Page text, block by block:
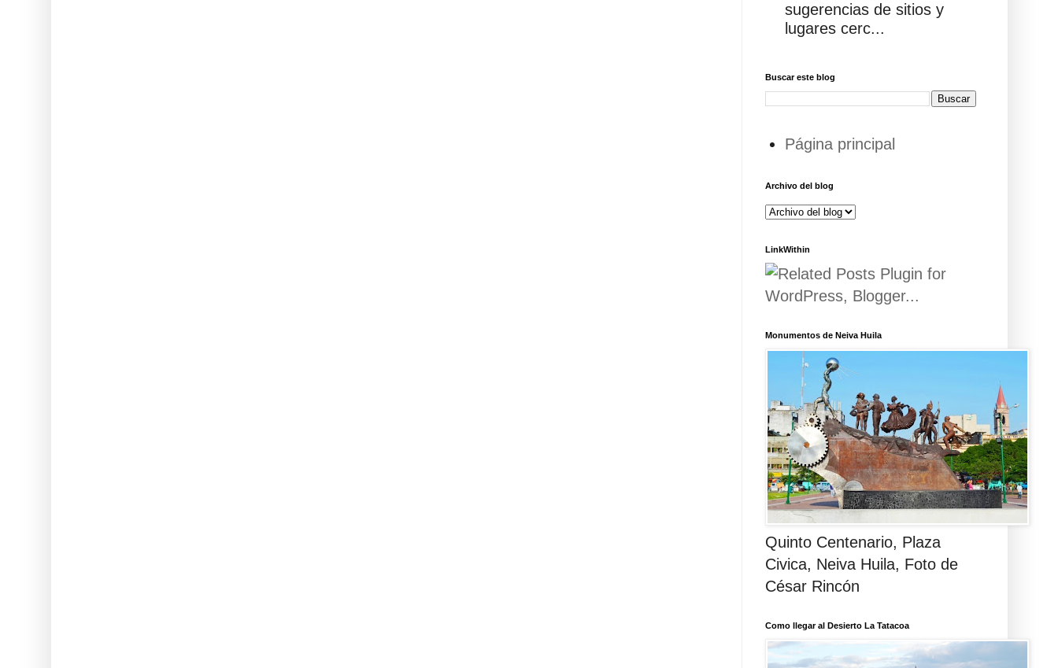
sugerencias de sitios y
lugares cerc...
Buscar este blog
Página principal
Archivo del blog
LinkWithin
Monumentos de Neiva Huila
Quinto Centenario, Plaza
Civica, Neiva Huila, Foto de
César Rincón
Como llegar al Desierto La Tatacoa